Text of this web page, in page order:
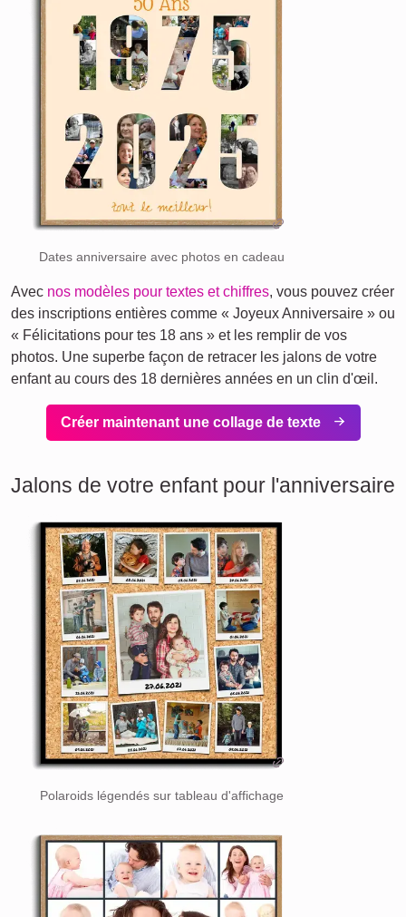
Dates anniversaire avec photos en cadeau
Avec nos modèles pour textes et chiffres, vous pouvez créer
des inscriptions entières comme « Joyeux Anniversaire » ou
« Félicitations pour tes 18 ans » et les remplir de vos
photos. Une superbe façon de retracer les jalons de votre
enfant au cours des 18 dernières années en un clin d'œil.
Créer maintenant une collage de texte
Jalons de votre enfant pour l'anniversaire
Polaroids légendés sur tableau d'affichage